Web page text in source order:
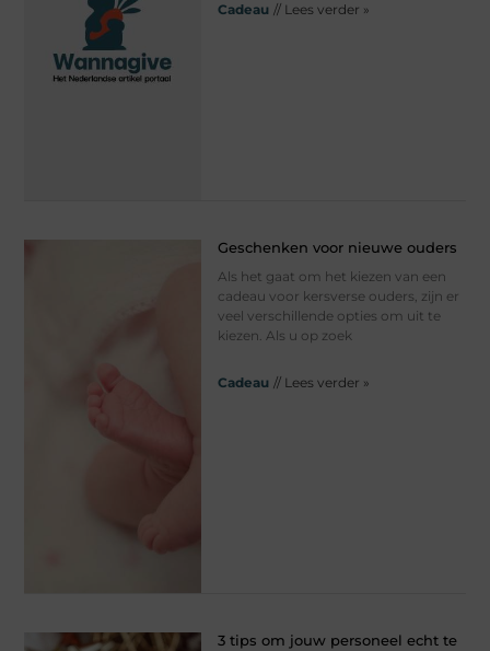
Cadeau // Lees verder »
Geschenken voor nieuwe ouders
Als het gaat om het kiezen van een
cadeau voor kersverse ouders, zijn er
veel verschillende opties om uit te
kiezen. Als u op zoek
Cadeau // Lees verder »
3 tips om jouw personeel echt te